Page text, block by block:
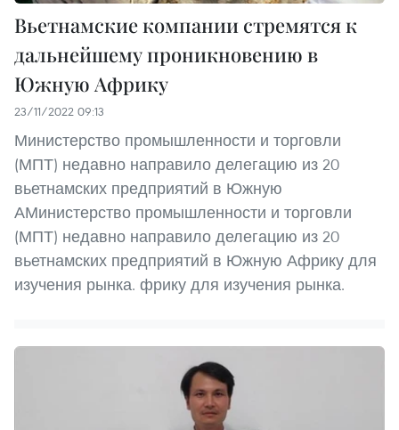
Вьетнамские компании стремятся к
дальнейшему проникновению в
Южную Африку
23/11/2022 09:13
Министерство промышленности и торговли
(МПТ) недавно направило делегацию из 20
вьетнамских предприятий в Южную
АМинистерство промышленности и торговли
(МПТ) недавно направило делегацию из 20
вьетнамских предприятий в Южную Африку для
изучения рынка. фрику для изучения рынка.